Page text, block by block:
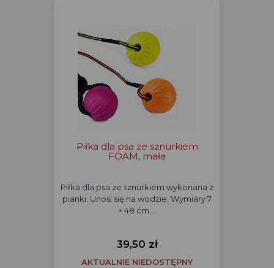
Piłka dla psa ze sznurkiem
FOAM, mała
Piłka dla psa ze sznurkiem wykonana z
pianki. Unosi się na wodzie. Wymiary 7
× 48 cm.…
39,50 zł
AKTUALNIE NIEDOSTĘPNY